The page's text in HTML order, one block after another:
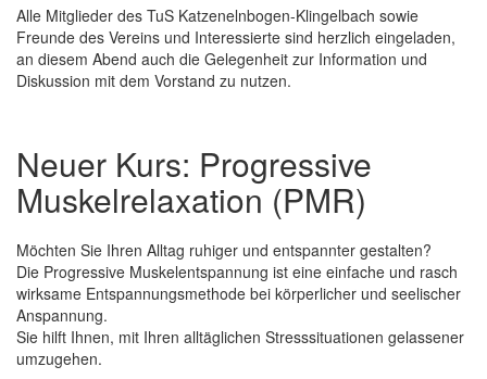
Alle Mitglieder des TuS Katzenelnbogen-Klingelbach sowie
Freunde des Vereins und Interessierte sind herzlich eingeladen,
an diesem Abend auch die Gelegenheit zur Information und
Diskussion mit dem Vorstand zu nutzen.
Neuer Kurs: Progressive
Muskelrelaxation (PMR)
Möchten Sie Ihren Alltag ruhiger und entspannter gestalten?
Die Progressive Muskelentspannung ist eine einfache und rasch
wirksame Entspannungsmethode bei körperlicher und seelischer
Anspannung.
Sie hilft Ihnen, mit Ihren alltäglichen Stresssituationen gelassener
umzugehen.